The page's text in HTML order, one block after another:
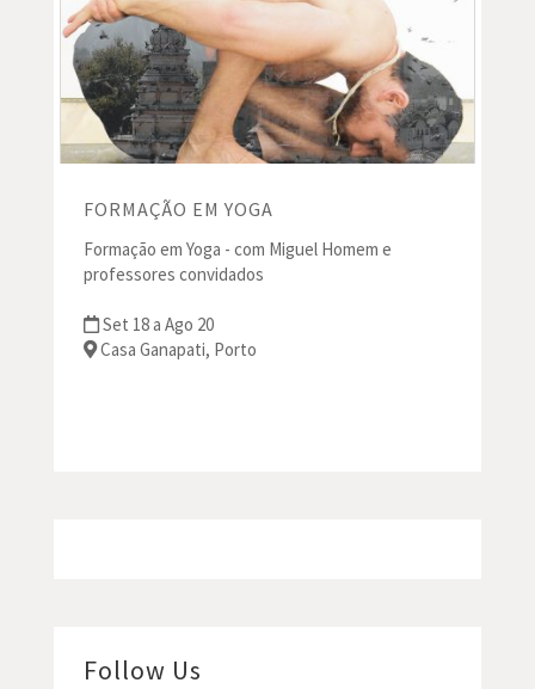
FORMAÇÃO EM YOGA
Formação em Yoga - com Miguel Homem e
professores convidados
Set 18 a Ago 20
Casa Ganapati, Porto
Follow Us